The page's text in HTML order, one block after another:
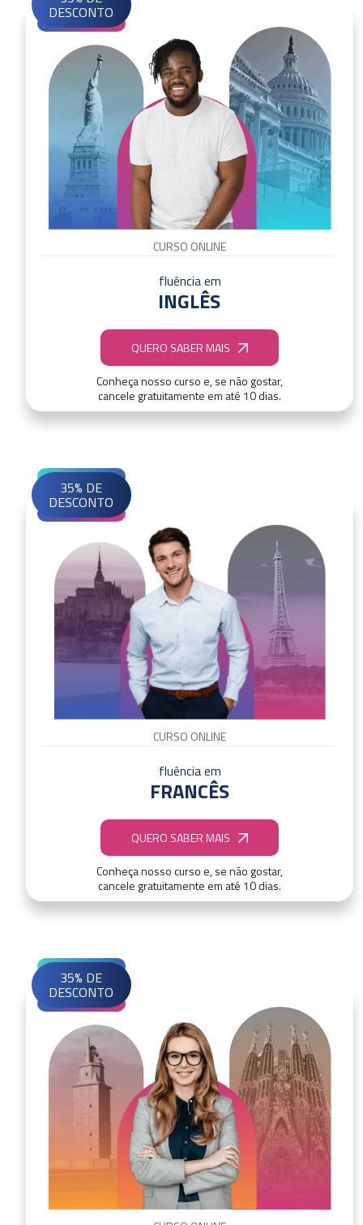
DESCONTO
CURSO ONLINE
fluência em
INGLÊS
QUERO SABER MAIS
Conheça nosso curso e, se não gostar,
cancele gratuitamente em até 10 dias.
CURSO ONLINE
fluência em
FRANCÊS
QUERO SABER MAIS
Conheça nosso curso e, se não gostar,
cancele gratuitamente em até 10 dias.
35% DE
DESCONTO
35% DE
DESCONTO